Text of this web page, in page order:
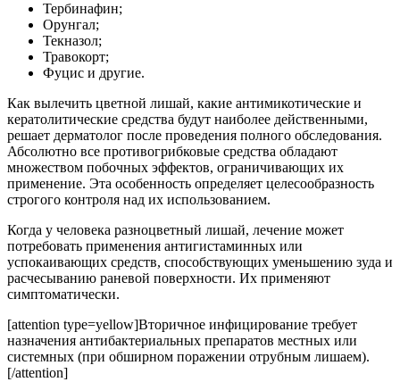
Тербинафин;
Орунгал;
Текназол;
Травокорт;
Фуцис и другие.
Как вылечить цветной лишай, какие антимикотические и
кератолитические средства будут наиболее действенными,
решает дерматолог после проведения полного обследования.
Абсолютно все противогрибковые средства обладают
множеством побочных эффектов, ограничивающих их
применение. Эта особенность определяет целесообразность
строгого контроля над их использованием.
Когда у человека разноцветный лишай, лечение может
потребовать применения антигистаминных или
успокаивающих средств, способствующих уменьшению зуда и
расчесыванию раневой поверхности. Их применяют
симптоматически.
[attention type=yellow]Вторичное инфицирование требует
назначения антибактериальных препаратов местных или
системных (при обширном поражении отрубным лишаем).
[/attention]